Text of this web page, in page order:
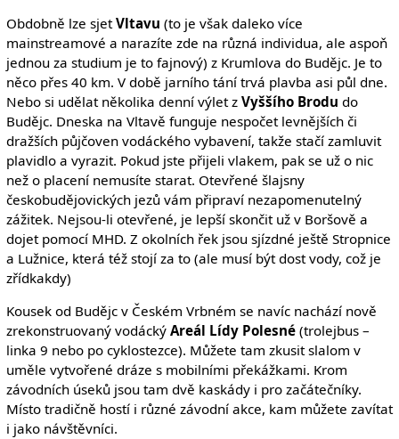
Obdobně lze sjetVltavu (to je však daleko více
mainstreamové a narazíte zde na různá individua, ale aspoň
jednou za studium je to fajnový) z Krumlova do Budějc. Je to
něco přes 40 km. V době jarního tání trvá plavba asi půl dne.
Nebo si udělat několika denní výlet z Vyššího Brodu do
Budějc. Dneska na Vltavě funguje nespočet levnějších či
dražších půjčoven vodáckého vybavení, takže stačí zamluvit
plavidlo a vyrazit. Pokud jste přijeli vlakem, pak se už o nic
než o placení nemusíte starat. Otevřené šlajsny
českobudějovických jezů vám připraví nezapomenutelný
zážitek. Nejsou-li otevřené, je lepší skončit už v Boršově a
dojet pomocí MHD. Z okolních řek jsou sjízdné ještě Stropnice
a Lužnice, která též stojí za to (ale musí být dost vody, což je
zřídkakdy)
Kousek od Budějc v Českém Vrbném se navíc nachází nově
zrekonstruovaný vodácký Areál Lídy Polesné(trolejbus –
linka 9 nebo po cyklostezce). Můžete tam zkusit slalom v
uměle vytvořené dráze s mobilními překážkami. Krom
závodních úseků jsou tam dvě kaskády i pro začátečníky.
Místo tradičně hostí i různé závodní akce, kam můžete zavítat
i jako návštěvníci.